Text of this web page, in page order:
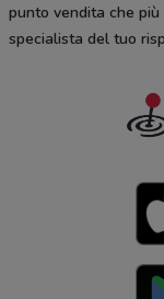
punto vendita che
specialista del tuo